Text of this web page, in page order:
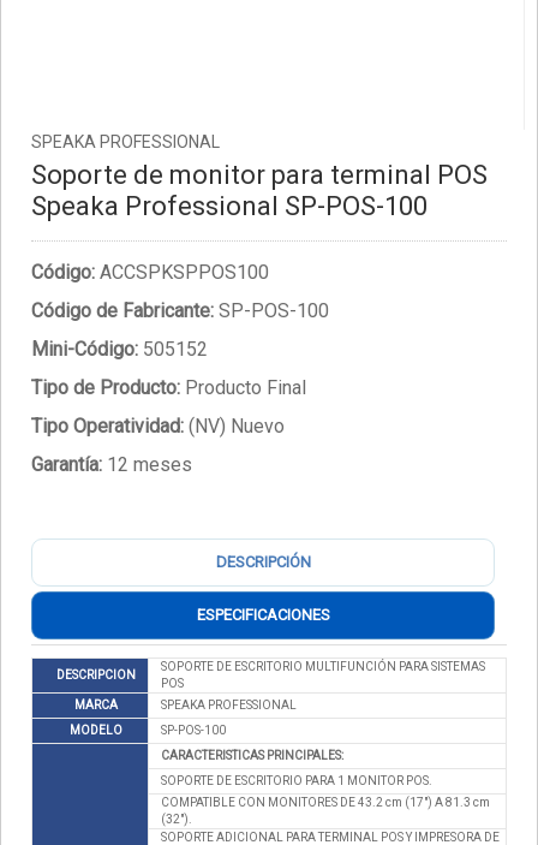
SPEAKA PROFESSIONAL
Soporte de monitor para terminal POS
Speaka Professional SP-POS-100
Código: ACCSPKSPPOS100
Código de Fabricante: SP-POS-100
Mini-Código: 505152
Tipo de Producto: Producto Final
Tipo Operatividad: (NV) Nuevo
Garantía: 12 meses
DESCRIPCIÓN
ESPECIFICACIONES
DESCRIPCION
SOPORTE DE ESCRITORIO MULTIFUNCIÓN PARA SISTEMAS
POS
MARCA
SPEAKA PROFESSIONAL
MODELO
SP-POS-100
CARACTERISTICAS PRINCIPALES:
SOPORTE DE ESCRITORIO PARA 1 MONITOR POS.
COMPATIBLE CON MONITORES DE 43.2 cm (17") A 81.3 cm
(32").
SOPORTE ADICIONAL PARA TERMINAL POS Y IMPRESORA DE